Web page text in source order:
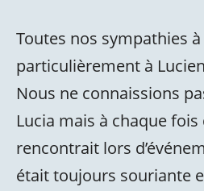
Toutes nos sympathies
particulièrement à
Nous ne connaissions
Lucia mais à chaque fois
rencontrait lors
était toujours souriante